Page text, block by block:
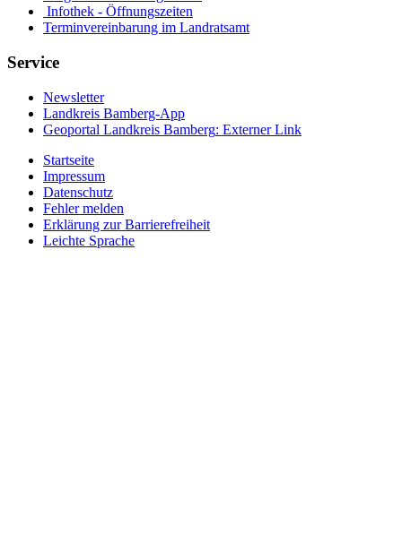
Infothek - Öffnungszeiten
Terminvereinbarung im Landratsamt
Service
Newsletter
Landkreis Bamberg-App
Geoportal Landkreis Bamberg: Externer Link
Startseite
Impressum
Datenschutz
Fehler melden
Erklärung zur Barrierefreiheit
Leichte Sprache